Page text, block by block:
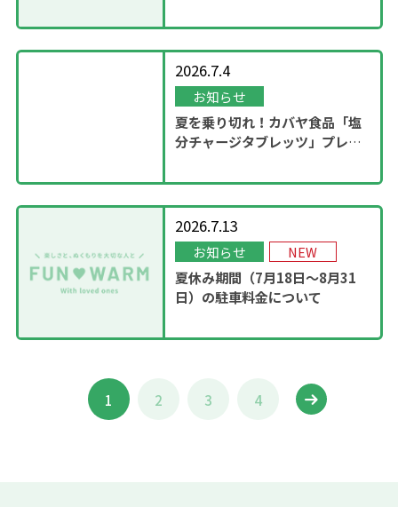
2026.7.4
お知らせ
夏を乗り切れ！カバヤ食品「塩
分チャージタブレッツ」プレゼ
2026.7.13
お知らせ NEW
夏休み期間（7月18日～8月31
日）の駐車料金について
1 2 3 4